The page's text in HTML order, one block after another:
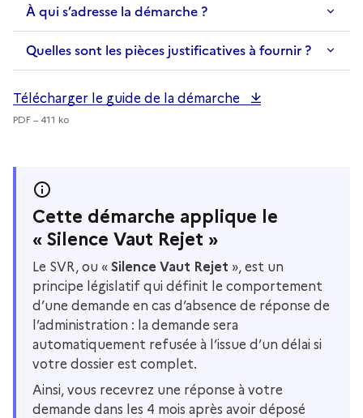
À qui s’adresse la démarche ?
Quelles sont les pièces justificatives à fournir ?
Télécharger le guide de la démarche
PDF – 411 ko
Cette démarche applique le
« Silence Vaut Rejet »
Le SVR, ou « Silence Vaut Rejet », est un
principe législatif qui définit le comportement
d’une demande en cas d’absence de réponse de
l’administration : la demande sera
automatiquement refusée à l’issue d’un délai si
votre dossier est complet.
Ainsi, vous recevrez une réponse à votre
demande dans les 4 mois après avoir déposé